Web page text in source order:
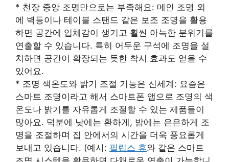
* 천장 중앙 조명만으로는 부족해요: 메인 조명 외
에 벽등이나 테이블 스탠드 같은 보조 조명을 활용
하면 공간에 입체감이 생기고 훨씬 아늑한 분위기를
연출할 수 있습니다. 특히 어두운 구석에 조명을 설
치하면 공간이 확장되는 듯한 착시 효과도 얻을 수
있어요.
* 조명 색온도와 밝기 조절 기능은 신세계: 요즘은
스마트 조명이라고 해서 스마트폰 앱으로 조명의 색
온도나 밝기를 자유롭게 조절할 수 있는 제품들이
많아요. 덕분에 낮에는 환하게, 밤에는 은은하게 조
명을 조절하며 집 안에서의 시간을 더욱 풍요롭게
보내고 있습니다. (예시: 필립스 휴와 같은 스마트